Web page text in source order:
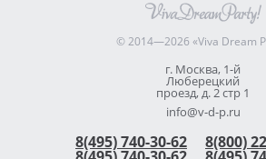
© 2014—2026 «Viva Dream
г. Москва, 1-й
Люберецкий
проезд, д. 2 стр 1
info@v-d-p.ru
8(495) 740-30-62 8(800)